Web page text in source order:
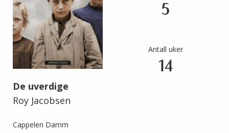
De uverdige
Roy Jacobsen
Cappelen Damm
5
Antall uker
14